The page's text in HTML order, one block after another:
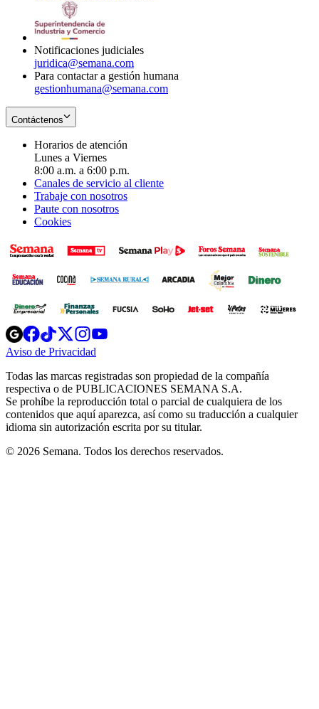
Notificaciones judiciales
juridica@semana.com
Para contactar a gestión humana
gestionhumana@semana.com
Contáctenos
Horarios de atención
Lunes a Viernes
8:00 a.m. a 6:00 p.m.
Canales de servicio al cliente
Trabaje con nosotros
Paute con nosotros
Cookies
Opens
in
new
Opens
in
new
Opens
in
new
window
Opens
new
windowwindow
Aviso de Privacidad
new
window
Todas las marcas registradas son propiedad de la compañía
respectiva o de PUBLICACIONES SEMANA S.A.
Se prohíbe la reproducción total o parcial de cualquiera de los
contenidos que aquí aparezca, así como su traducción a cualquier
idioma sin autorización escrita por su titular.
© 2026 Semana. Todos los derechos reservados.